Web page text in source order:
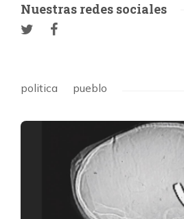
Nuestras redes sociales
politica pueblo